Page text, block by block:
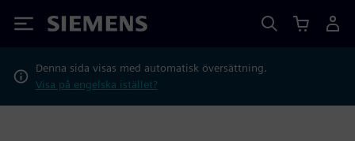
Siemens
Denna sida visas med automatisk översättning.
Visa på engelska istället?